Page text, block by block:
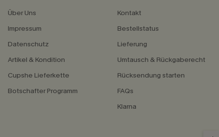
Über Uns
Impressum
Datenschutz
Artikel & Kondition
Cupshe Lieferkette
Botschafter Programm
Kontakt
Bestellstatus
Lieferung
Umtausch & Rückgaberecht
Rücksendung starten
FAQs
Klarna